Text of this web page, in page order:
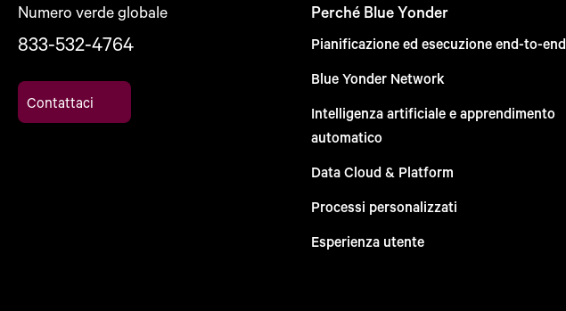
Numero verde globale
833-532-4764
Contattaci
Perché Blue Yonder
Pianificazione ed esecuzione end-to-end
Blue Yonder Network
Intelligenza artificiale e apprendimento
automatico
Data Cloud & Platform
Processi personalizzati
Esperienza utente